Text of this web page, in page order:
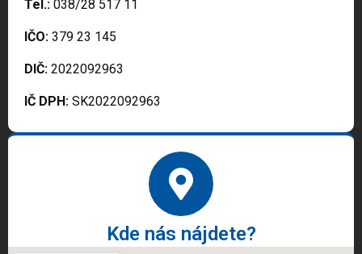
Tel.: 038/28 517 11
IČO: 379 23 145
DIČ: 2022092963
IČ DPH: SK2022092963
Kde nás nájdete?